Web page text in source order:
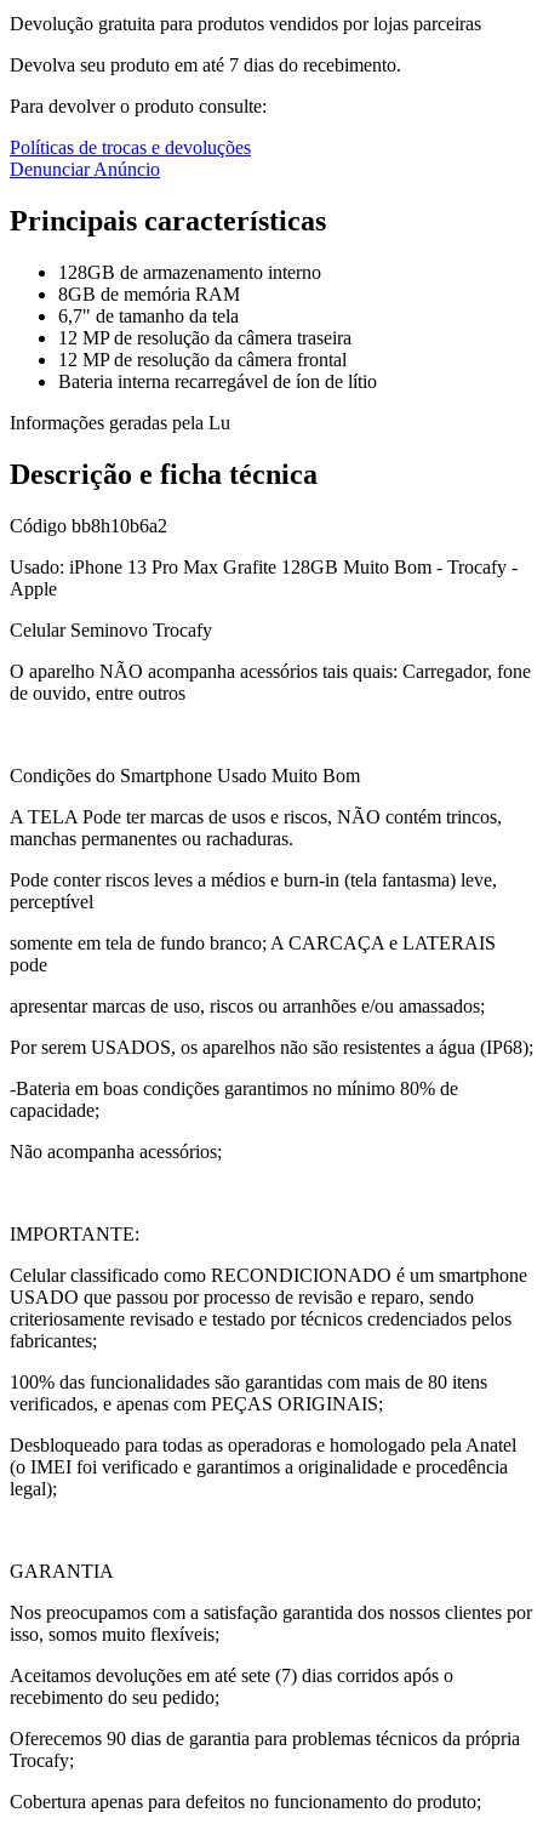
Devolução gratuita para produtos vendidos por lojas parceiras
Devolva seu produto em até 7 dias do recebimento.
Para devolver o produto consulte:
Políticas de trocas e devoluções
Denunciar Anúncio
Principais características
128GB de armazenamento interno
8GB de memória RAM
6,7" de tamanho da tela
12 MP de resolução da câmera traseira
12 MP de resolução da câmera frontal
Bateria interna recarregável de íon de lítio
Informações geradas pela Lu
Descrição e ficha técnica
Código bb8h10b6a2
Usado: iPhone 13 Pro Max Grafite 128GB Muito Bom - Trocafy -
Apple
Celular Seminovo Trocafy
O aparelho NÃO acompanha acessórios tais quais: Carregador, fone
de ouvido, entre outros
Condições do Smartphone Usado Muito Bom
A TELA Pode ter marcas de usos e riscos, NÃO contém trincos,
manchas permanentes ou rachaduras.
Pode conter riscos leves a médios e burn-in (tela fantasma) leve,
perceptível
somente em tela de fundo branco; A CARCAÇA e LATERAIS
pode
apresentar marcas de uso, riscos ou arranhões e/ou amassados;
Por serem USADOS, os aparelhos não são resistentes a água (IP68);
-Bateria em boas condições garantimos no mínimo 80% de
capacidade;
Não acompanha acessórios;
IMPORTANTE:
Celular classificado como RECONDICIONADO é um smartphone
USADO que passou por processo de revisão e reparo, sendo
criteriosamente revisado e testado por técnicos credenciados pelos
fabricantes;
100% das funcionalidades são garantidas com mais de 80 itens
verificados, e apenas com PEÇAS ORIGINAIS;
Desbloqueado para todas as operadoras e homologado pela Anatel
(o IMEI foi verificado e garantimos a originalidade e procedência
legal);
GARANTIA
Nos preocupamos com a satisfação garantida dos nossos clientes por
isso, somos muito flexíveis;
Aceitamos devoluções em até sete (7) dias corridos após o
recebimento do seu pedido;
Oferecemos 90 dias de garantia para problemas técnicos da própria
Trocafy;
Cobertura apenas para defeitos no funcionamento do produto;